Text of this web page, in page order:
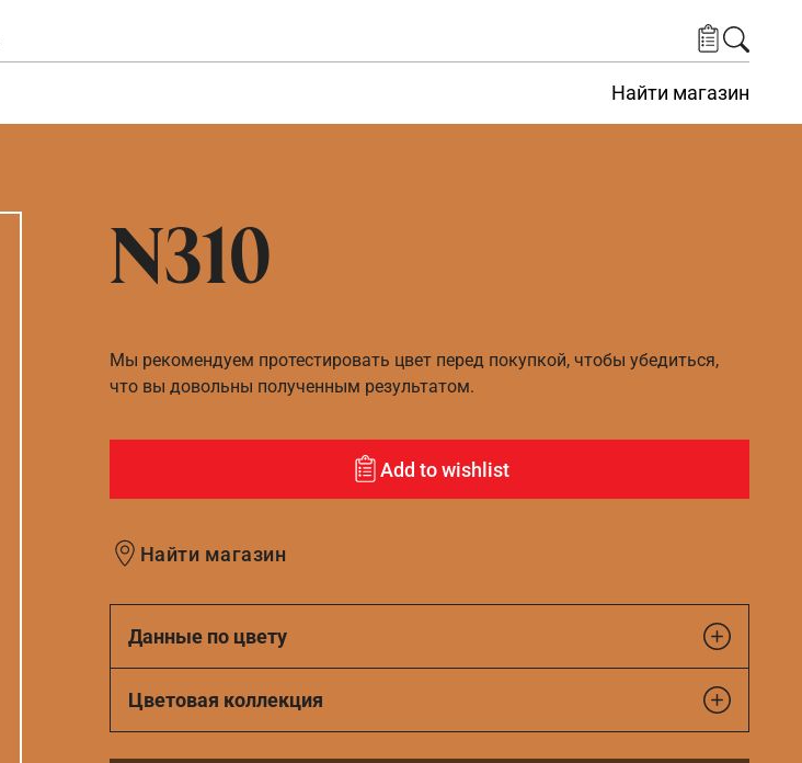
Найти магазин
N310
Мы рекомендуем протестировать цвет перед покупкой, чтобы убедиться,
что вы довольны полученным результатом.
Add to wishlist
Найти магазин
Данные по цвету
Цветовая коллекция